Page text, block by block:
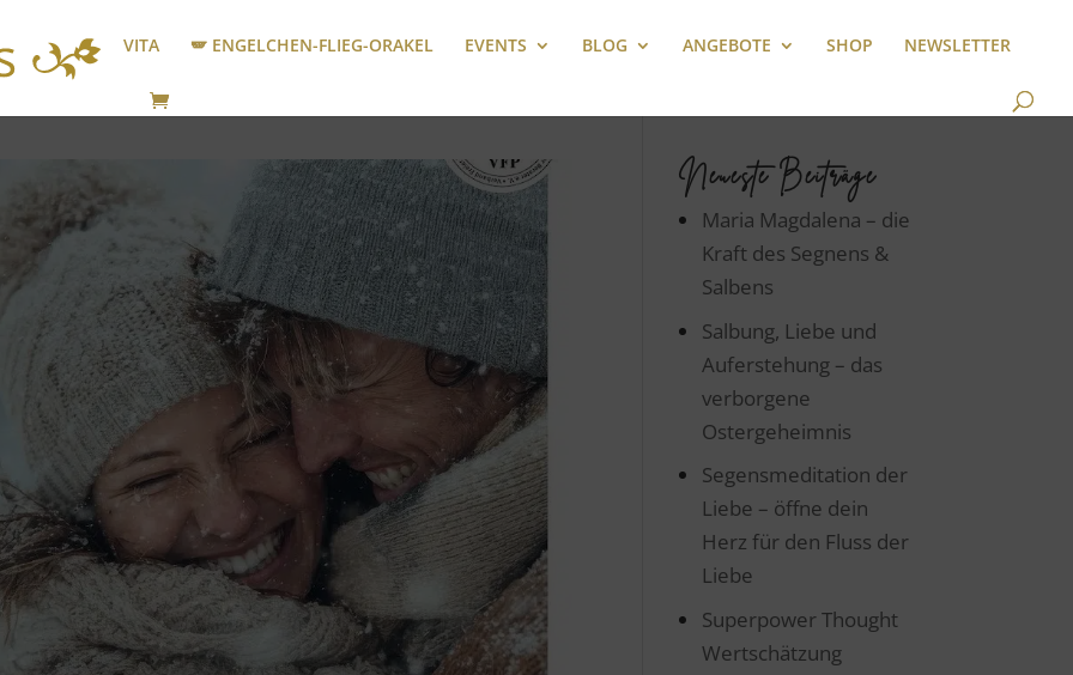
VITA 🪽 ENGELCHEN-FLIEG-ORAKEL EVENTS BLOG ANGEBOTE SHOP NEWSLETTER
Neueste Beiträge
Maria Magdalena – die
Kraft des Segnens &
Salbens
Salbung, Liebe und
Auferstehung – das
verborgene
Ostergeheimnis
Segensmeditation der
Liebe – öffne dein
Herz für den Fluss der
Liebe
Superpower Thought
Wertschätzung